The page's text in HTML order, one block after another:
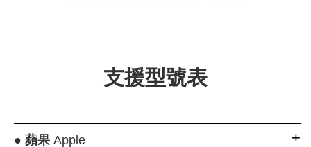
支援型號表
● 蘋果Apple